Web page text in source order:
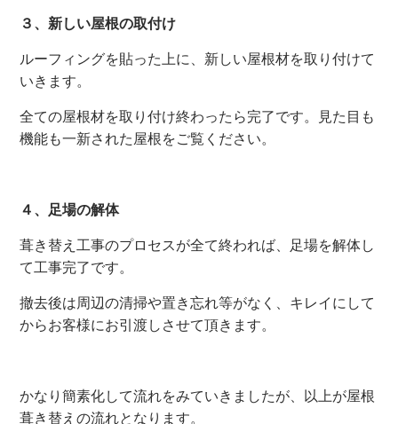
３、新しい屋根の取付け
ルーフィングを貼った上に、新しい屋根材を取り付けて
いきます。
全ての屋根材を取り付け終わったら完了です。見た目も
機能も一新された屋根をご覧ください。
４、足場の解体
葺き替え工事のプロセスが全て終われば、足場を解体し
て工事完了です。
撤去後は周辺の清掃や置き忘れ等がなく、キレイにして
からお客様にお引渡しさせて頂きます。
かなり簡素化して流れをみていきましたが、以上が屋根
葺き替えの流れとなります。